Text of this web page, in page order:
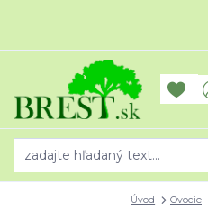
Úvod Ovocie